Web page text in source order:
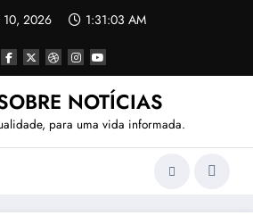
10, 2026 1:31:05 AM
NOTÍCIAS
para uma vida informada.